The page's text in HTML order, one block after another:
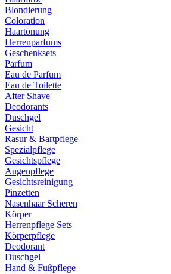
Blondierung
Coloration
Haartönung
Herrenparfums
Geschenksets
Parfum
Eau de Parfum
Eau de Toilette
After Shave
Deodorants
Duschgel
Gesicht
Rasur & Bartpflege
Spezialpflege
Gesichtspflege
Augenpflege
Gesichtsreinigung
Pinzetten
Nasenhaar Scheren
Körper
Herrenpflege Sets
Körperpflege
Deodorant
Duschgel
Hand & Fußpflege